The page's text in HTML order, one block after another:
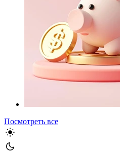
Посмотреть все